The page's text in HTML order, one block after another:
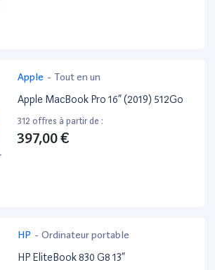
Apple - Tout en un
Apple MacBook Pro 16” (2019) 512Go
312 offres à partir de :
397,00 €
HP - Ordinateur portable
HP EliteBook 830 G8 13”